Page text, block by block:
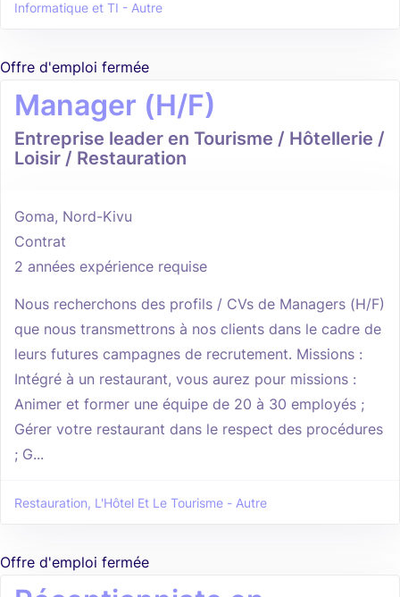
Informatique et TI - Autre
Offre d'emploi fermée
Manager (H/F)
Entreprise leader en Tourisme / Hôtellerie /
Loisir / Restauration
Goma, Nord-Kivu
Contrat
2 années expérience requise
Nous recherchons des profils / CVs de Managers (H/F)
que nous transmettrons à nos clients dans le cadre de
leurs futures campagnes de recrutement. Missions :
Intégré à un restaurant, vous aurez pour missions :
Animer et former une équipe de 20 à 30 employés ;
Gérer votre restaurant dans le respect des procédures
; G...
Restauration, L'Hôtel Et Le Tourisme - Autre
Offre d'emploi fermée